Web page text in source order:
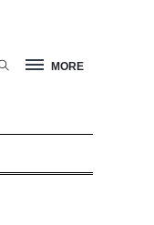
MORE